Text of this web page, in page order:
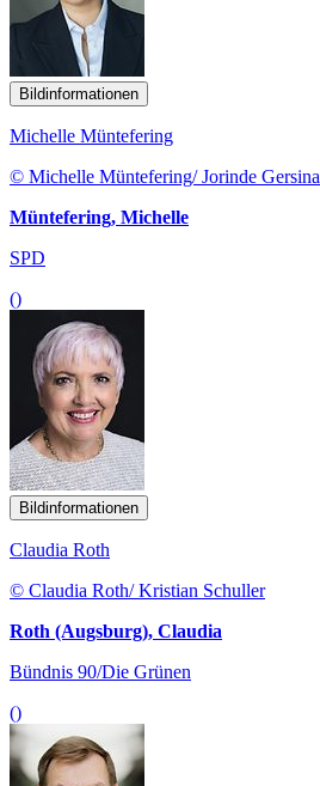
Bildinformationen
Michelle Müntefering
© Michelle Müntefering/ Jorinde Gersina
Müntefering, Michelle
SPD
()
Bildinformationen
Claudia Roth
© Claudia Roth/ Kristian Schuller
Roth (Augsburg), Claudia
Bündnis 90/Die Grünen
()